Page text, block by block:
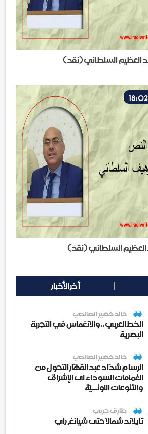
العظيم السلطاني (نقد)
السلطاني (نقد)
أخر الأخبار
خالد خضير الصالحي
الخط العربي.. والانغماس في التجربة
البصرية
خالد خضير الصالحي
الرسام شدّاد عبد القهّار التحول من
الغمامات السوداء لى الإشراق
والتنوعات اللونــيّة
طارق حربي
تايلاند شمالا حتى شيانغ راي